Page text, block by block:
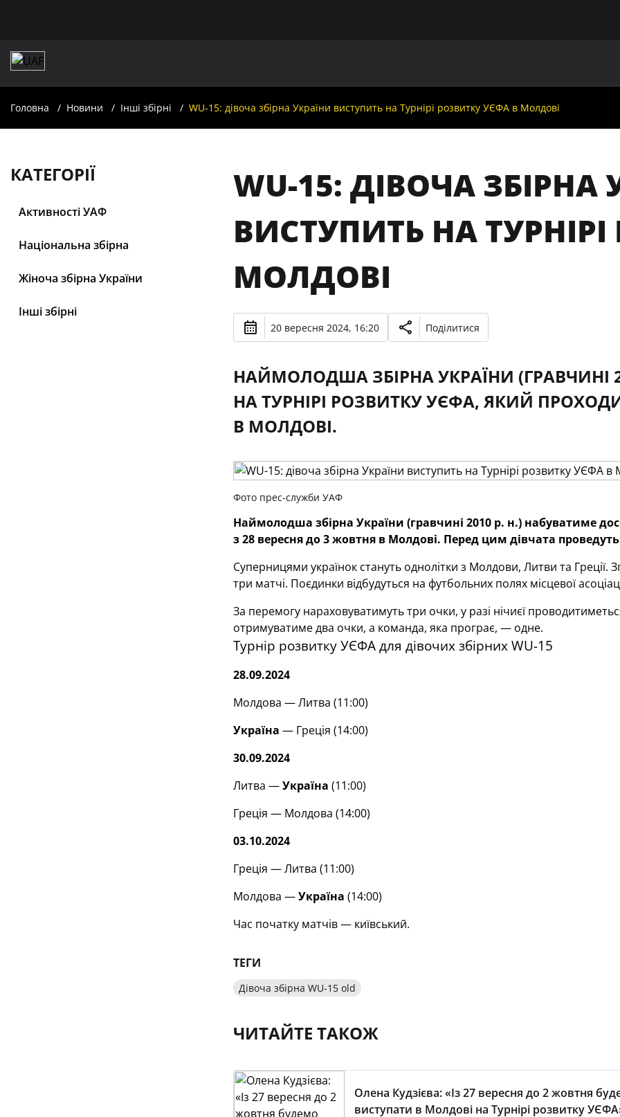
Головна Новини Інші збірні WU-15: дівоча збірна України виступить на Турнірі розвитку УЄФА в Молдові
КАТЕГОРІЇ
Активності УАФ
Національна збірна
Жіноча збірна України
Інші збірні
WU-15: ДІВОЧА ЗБІРНА
ВИСТУПИТЬ НА
МОЛДОВІ
20 вересня 2024, 16:20 Поділитися
НАЙМОЛОДША ЗБІРНА УКРАЇНИ (ГРАВЧИНІ
НА ТУРНІРІ РОЗВИТКУ УЄФА, ЯКИЙ
В МОЛДОВІ.
Фото прес-служби УАФ
Наймолодша збірна України (гравчині 2010 р. н.) набуватиме
з 28 вересня до 3 жовтня в Молдові. Перед цим дівчата
Суперницями українок стануть однолітки з Молдови, Литви та Греції.
три матчі. Поєдинки відбудуться на футбольних полях місцевої
За перемогу нараховуватимуть три очки, у разі нічиєї
отримуватиме два очки, а команда, яка програє, — одне.
Турнір розвитку УЄФА для дівочих збірних WU-15
28.09.2024
Молдова — Литва (11:00)
Україна — Греція (14:00)
30.09.2024
Литва —Україна (11:00)
Греція — Молдова (14:00)
03.10.2024
Греція — Литва (11:00)
Молдова —Україна (14:00)
Час початку матчів — київський.
ТЕГИ
Дівоча збірна WU-15 old
ЧИТАЙТЕ ТАКОЖ
Олена Кудзієва: «Із 27 вересня до 2 жовтня
виступати в Молдові на Турнірі розвитку